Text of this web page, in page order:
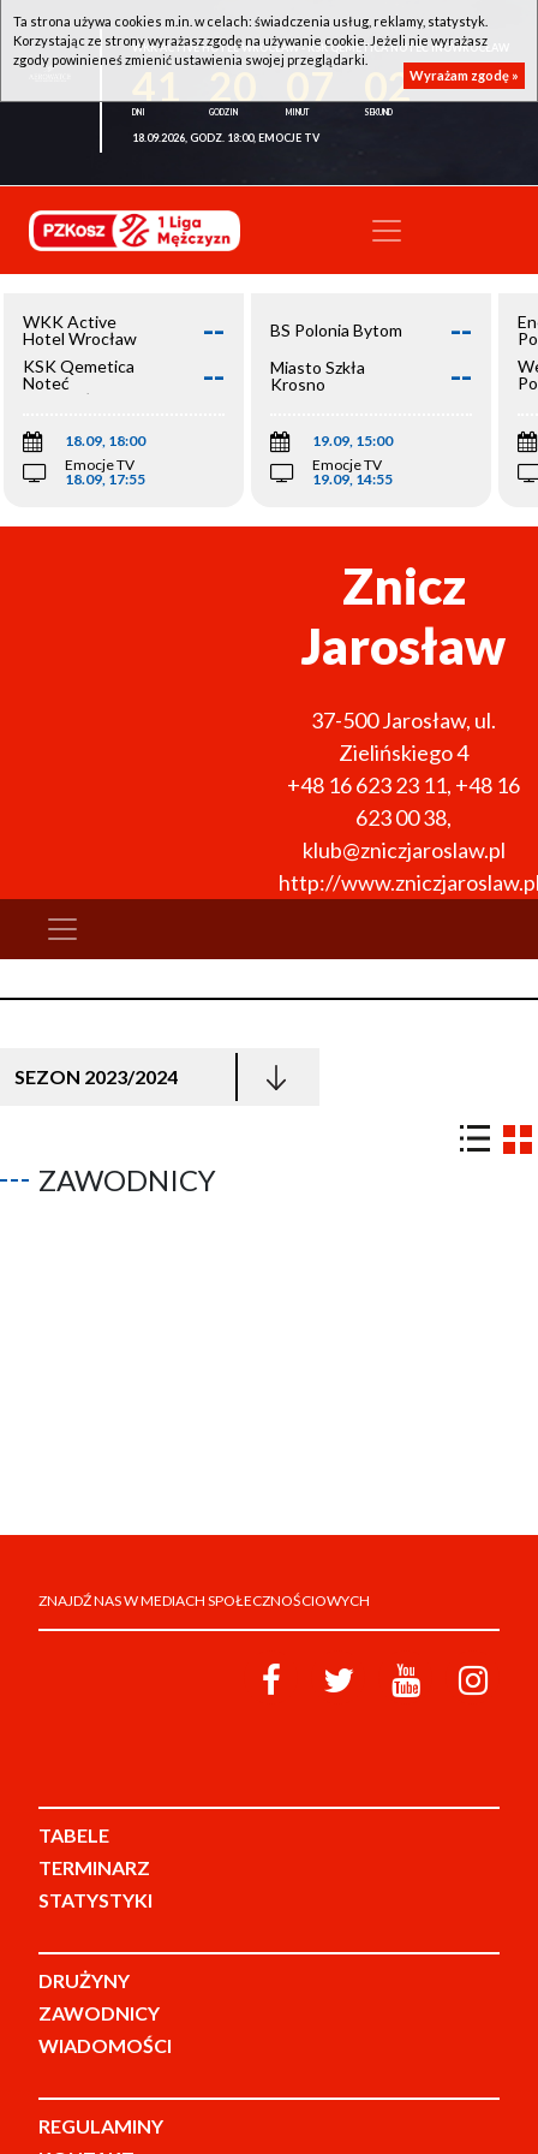
WKK ACTIVE HOTEL WROCŁAW - KSK QEMETICA NOTEĆ INOWROCŁAW
02
18.09.2026, GODZ. 18:00, EMOCJE TV
WKK Active
Hotel Wrocław
--
KSK Qemetica
Noteć
Inowrocław
--
18.09, 18:00
Emocje TV
18.09, 17:55
BS Polonia Bytom --
Miasto Szkła
Krosno
--
19.09, 15:00
Emocje TV
19.09, 14:55
Znicz
Jarosław
37-500Jarosław, ul.
Zielińskiego 4
+48 16 623 23 11, +48 16
623 00 38,
klub@zniczjaroslaw.pl
http://
SEZON 2023/2024
ZAWODNICY
ZNAJDŹ NAS W MEDIACH SPOŁECZNOŚCIOWYCH
TABELE
TERMINARZ
STATYSTYKI
DRUŻYNY
ZAWODNICY
WIADOMOŚCI
REGULAMINY
Ta strona używa cookies m.in. w celach: świadczenia usług, reklamy, statystyk.
Korzystając ze strony wyrażasz zgodę na używanie cookie. Jeżeli nie wyrażasz
zgody powinieneś zmienić ustawienia swojej przeglądarki.
Wyrażam zgodę »